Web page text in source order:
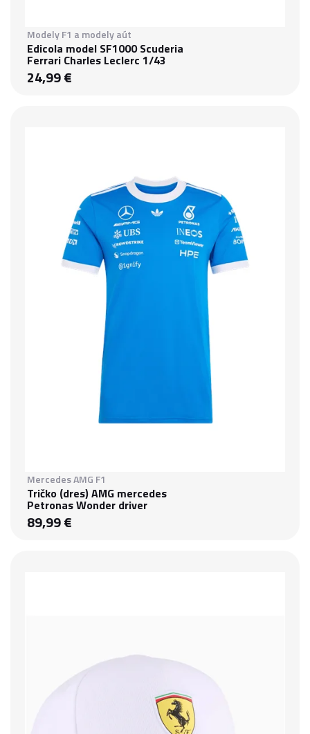
Modely F1 a modely aút
Edicola model SF1000 Scuderia
Ferrari Charles Leclerc 1/43
24,99 €
Mercedes AMG F1
Tričko (dres) AMG mercedes
Petronas Wonder driver
89,99 €